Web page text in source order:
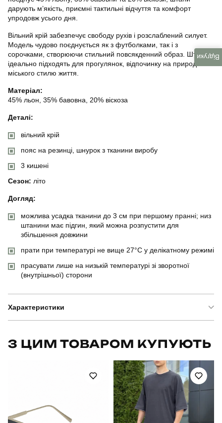
дарують м’якість, приємні тактильні відчуття та комфорт
упродовж усього дня.
Вільний крій забезпечує свободу рухів і розслаблений силует.
Модель чудово поєднується як з футболками, так і з
сорочками, створюючи стильний повсякденний образ. Штани
ідеально підходять для прогулянок, відпочинку на природі та
міського стилю життя.
Матеріал:
45% льон, 35% бавовна, 20% віскоза
Деталі:
вільний крій
пояс на резинці, шнурок з тканини виробу
3 кишені
Сезон: літо
Догляд:
можлива усадка тканини до 3 см при першому пранні; низ
штанини має підгин, який можна розпустити для
збільшення довжини
прати при температурі не вище 27°C у делікатному режимі
прасувати лише на низькій температурі зі зворотної
(внутрішньої) сторони
Характеристики
PNcc2383Sbe
Призначення для повсякденного носіння
З ЦИМ ТОВАРОМ КУПУЮТЬ
Відгуки